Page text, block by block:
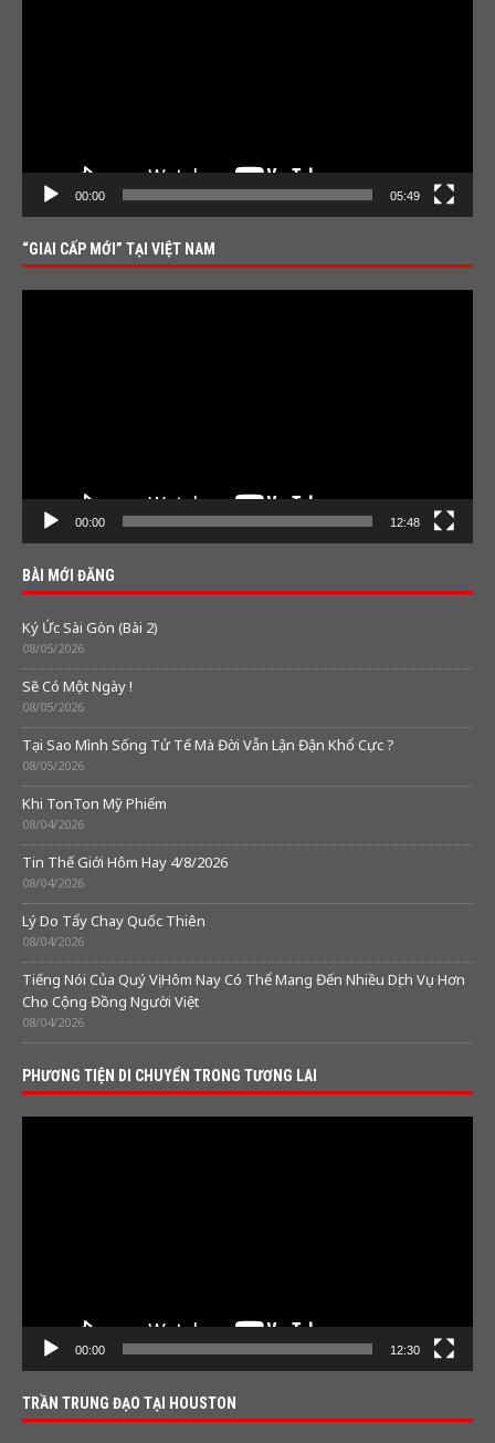
00:00 05:49
“GIAI CẤP MỚI” TẠI VIỆT NAM
00:00 12:48
BÀI MỚI ĐĂNG
Ký Ức Sài Gòn (Bài 2)
08/05/2026
Sẽ Có Một Ngày !
08/05/2026
Tại Sao Mình Sống Tử Tế Mà Đời Vẫn Lận Đận Khổ Cực ?
08/05/2026
Khi TonTon Mỹ Phiếm
08/04/2026
Tin Thế Giới Hôm Hay 4/8/2026
08/04/2026
Lý Do Tẩy Chay Quốc Thiên
08/04/2026
Tiếng Nói Của Quý Vị Hôm Nay Có Thể Mang Đến Nhiều Dịch Vụ Hơn
Cho Cộng Đồng Người Việt
08/04/2026
PHƯƠNG TIỆN DI CHUYỂN TRONG TƯƠNG LAI
00:00 12:30
TRẦN TRUNG ĐẠO TẠI HOUSTON